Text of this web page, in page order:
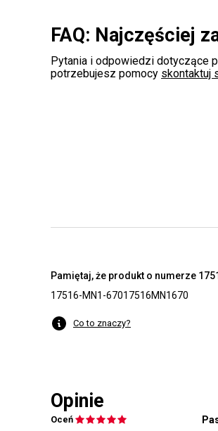
FAQ: Najczęściej
Pytania i odpowiedzi dotyczące
potrzebujesz pomocy skontaktuj
Pamiętaj, że produkt o numerze
17516-MN1-67017516MN1670
Co to znaczy?
Opinie
Oceń